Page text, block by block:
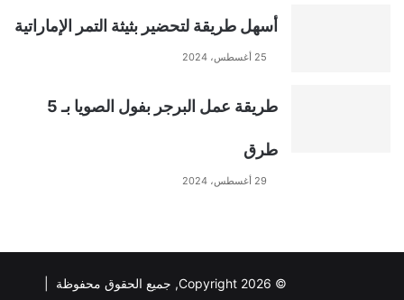
أسهل طريقة لتحضير بثيثة التمر الإماراتية
25 أغسطس، 2024
طريقة عمل البرجر بفول الصويا بـ 5
طرق
29 أغسطس، 2024
© Copyright 2026, جميع الحقوق محفوظة |